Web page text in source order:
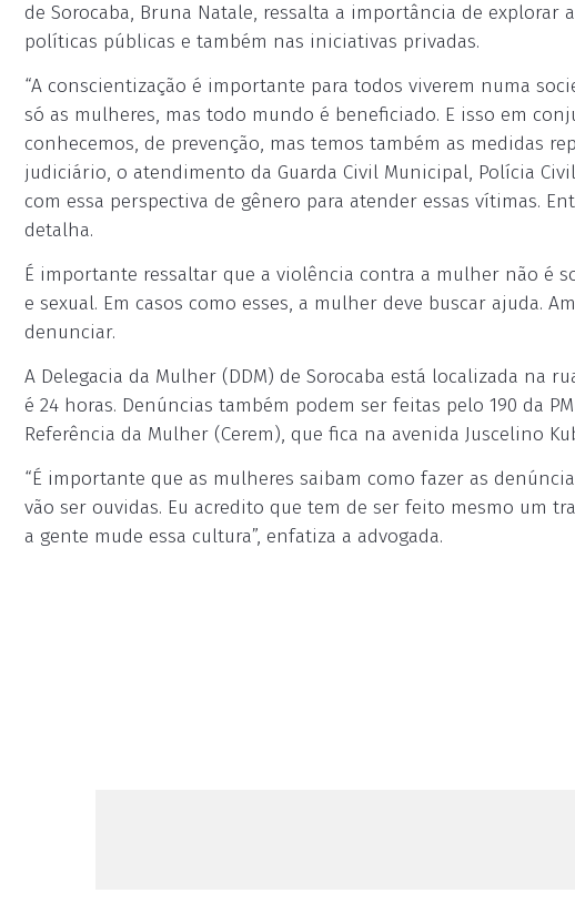
de Sorocaba, Bruna Natale, ressalta a importância de explorar
políticas públicas e também nas iniciativas privadas.
“A conscientização é importante para todos viverem numa
só as mulheres, mas todo mundo é beneficiado. E isso em
conhecemos, de prevenção, mas temos também as medidas
judiciário, o atendimento da Guarda Civil Municipal, Polícia
com essa perspectiva de gênero para atender essas vítimas.
detalha.
É importante ressaltar que a violência contra a mulher não é
e sexual. Em casos como esses, a mulher deve buscar ajuda.
denunciar.
A Delegacia da Mulher (DDM) de Sorocaba está localizada na
é 24 horas. Denúncias também podem ser feitas pelo 190 da
Referência da Mulher (Cerem), que fica na avenida Juscelino
“É importante que as mulheres saibam como fazer as
vão ser ouvidas. Eu acredito que tem de ser feito mesmo um
a gente mude essa cultura”, enfatiza a advogada.